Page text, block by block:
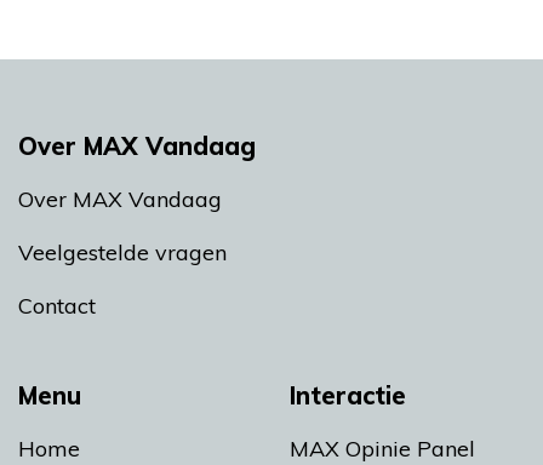
Menu
Home
Interactie
MAX Opinie Panel
Over MAX Vandaag
Over MAX Vandaag
Veelgestelde vragen
Contact